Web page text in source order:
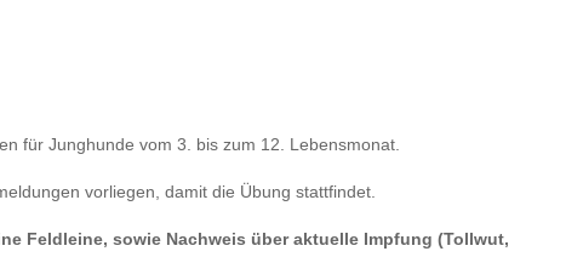
für Junghunde vom 3. bis zum 12. Lebensmonat.
vorliegen, damit die Übung stattfindet.
Feldleine, sowie Nachweis über aktuelle Impfung (Tollwut,